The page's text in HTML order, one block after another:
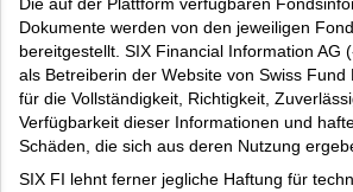
Dokumente werden von den jeweiligen
bereitgestellt. SIX Financial Information AG
als Betreiberin der Website von Swiss Fund
für die Vollständigkeit, Richtigkeit,
Verfügbarkeit dieser Informationen und
Schäden, die sich aus deren Nutzung
SIX FI lehnt ferner jegliche Haftung für